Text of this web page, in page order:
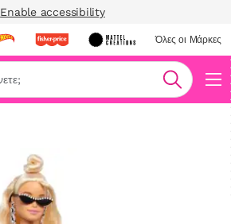
Enable accessibility
Όλες οι Μάρκες